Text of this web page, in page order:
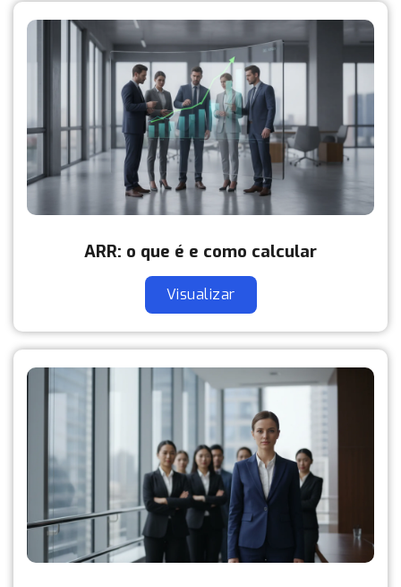
ARR: o que é e como calcular
Visualizar